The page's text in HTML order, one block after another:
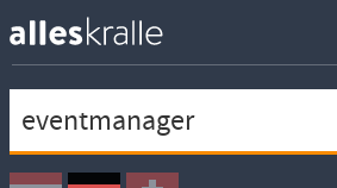
Ortssuche
Umkreissuche
Arbeitsform